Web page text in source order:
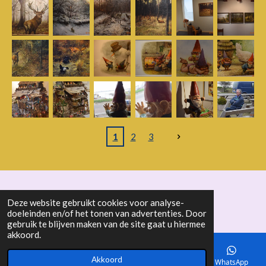
Deze website gebruikt cookies voor analyse-
doeleinden en/of het tonen van advertenties. Door
gebruik te blijven maken van de site gaat u hiermee
akkoord.
Akkoord
1 2 3
© 2018 - 2026 seniorenbond "De Ertepeller"
Telefoonnummer WhatsApp